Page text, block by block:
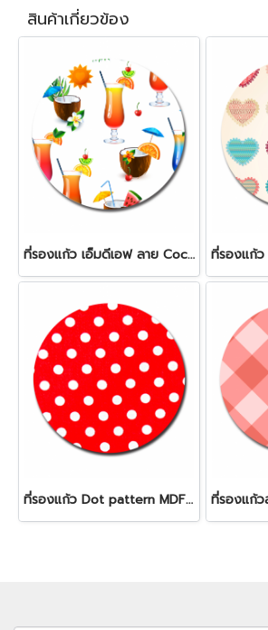
สินค้าเกี่ยวข้อง
ที่รองแก้ว เอ็มดีเอฟ ลาย Cocktail
ที่รองแก้ว Dot pattern MDF Round coaster